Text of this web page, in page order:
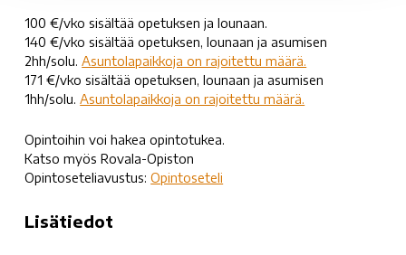
100 €/vko sisältää opetuksen ja lounaan.
140 €/vko sisältää opetuksen, lounaan ja asumisen
2hh/solu.Asuntolapaikkoja on rajoitettu määrä.
171 €/vko sisältää opetuksen, lounaan ja asumisen
1hh/solu.Asuntolapaikkoja on rajoitettu määrä.
Opintoihin voi hakea opintotukea.
Katso myös Rovala-Opiston
Opintoseteliavustus:Opintoseteli
Lisätiedot